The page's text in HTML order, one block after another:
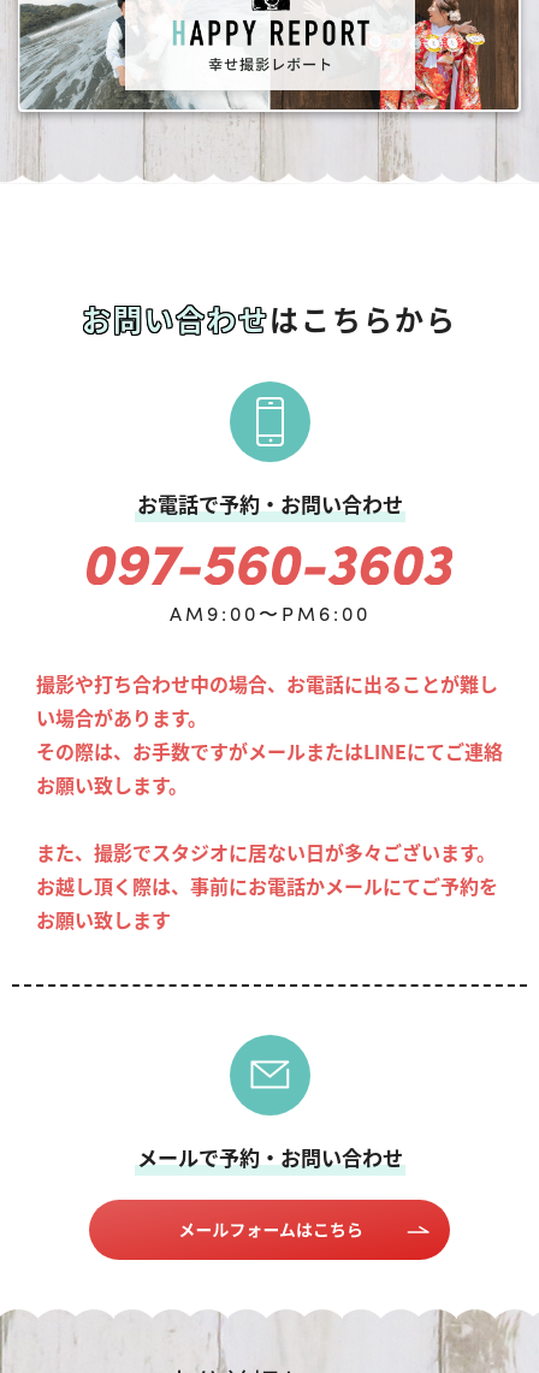
お問い合わせはこちらから
お電話で予約・お問い合わせ
AM9:00〜PM6:00
撮影や打ち合わせ中の場合、お電話に出ることが難し
い場合があります。
その際は、お手数ですがメールまたはLINEにてご連絡
お願い致します。
また、撮影でスタジオに居ない日が多々ございます。
お越し頂く際は、事前にお電話かメールにてご予約を
お願い致します
メールで予約・お問い合わせ